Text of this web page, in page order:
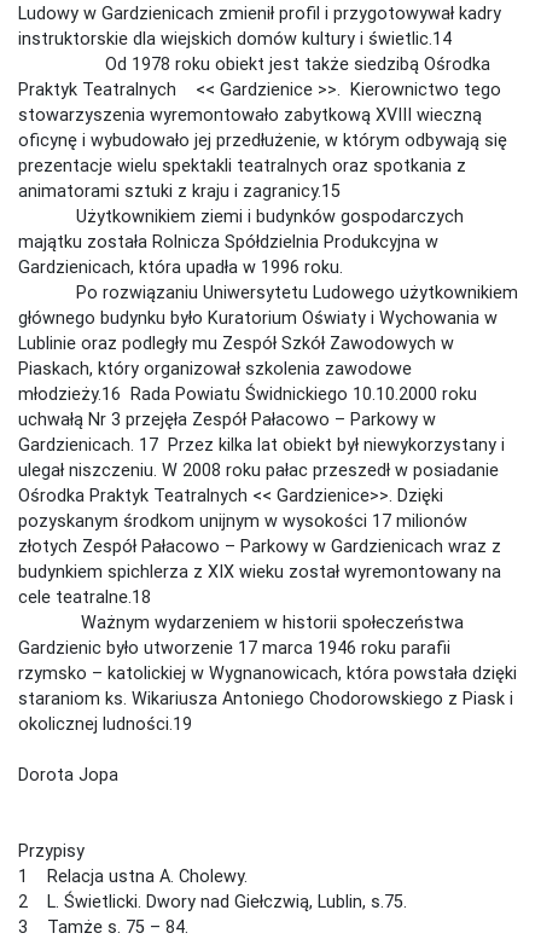
Ludowy w Gardzienicach zmienił profil i przygotowywał kadry
instruktorskie dla wiejskich domów kultury i świetlic.14
Od 1978 roku obiekt jest także siedzibą Ośrodka
Praktyk Teatralnych << Gardzienice >>. Kierownictwo tego
stowarzyszenia wyremontowało zabytkową XVIII wieczną
oficynę i wybudowało jej przedłużenie, w którym odbywają się
prezentacje wielu spektakli teatralnych oraz spotkania z
animatorami sztuki z kraju i zagranicy.15
Użytkownikiem ziemi i budynków gospodarczych
majątku została Rolnicza Spółdzielnia Produkcyjna w
Gardzienicach, która upadła w 1996 roku.
Po rozwiązaniu Uniwersytetu Ludowego użytkownikiem
głównego budynku było Kuratorium Oświaty i Wychowania w
Lublinie oraz podległy mu Zespół Szkół Zawodowych w
Piaskach, który organizował szkolenia zawodowe
młodzieży.16 Rada Powiatu Świdnickiego 10.10.2000 roku
uchwałą Nr 3 przejęła Zespół Pałacowo – Parkowy w
Gardzienicach. 17 Przez kilka lat obiekt był niewykorzystany i
ulegał niszczeniu. W 2008 roku pałac przeszedł w posiadanie
Ośrodka Praktyk Teatralnych << Gardzienice>>. Dzięki
pozyskanym środkom unijnym w wysokości 17 milionów
złotych Zespół Pałacowo – Parkowy w Gardzienicach wraz z
budynkiem spichlerza z XIX wieku został wyremontowany na
cele teatralne.18
Ważnym wydarzeniem w historii społeczeństwa
Gardzienic było utworzenie 17 marca 1946 roku parafii
rzymsko – katolickiej w Wygnanowicach, która powstała dzięki
staraniom ks. Wikariusza Antoniego Chodorowskiego z Piask i
okolicznej ludności.19
Dorota Jopa
Przypisy
1 Relacja ustna A. Cholewy.
2 L. Świetlicki. Dwory nad Giełczwią, Lublin, s.75.
3 Tamże s. 75 – 84.